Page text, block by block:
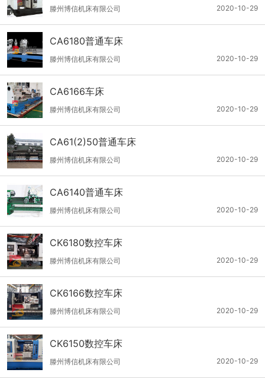
2020-10-29
滕州博信机床有限公司
CA6180普通车床
2020-10-29
滕州博信机床有限公司
CA6166车床
2020-10-29
滕州博信机床有限公司
CA61(2)50普通车床
2020-10-29
滕州博信机床有限公司
CA6140普通车床
2020-10-29
滕州博信机床有限公司
CK6180数控车床
2020-10-29
滕州博信机床有限公司
CK6166数控车床
2020-10-29
滕州博信机床有限公司
CK6150数控车床
2020-10-29
滕州博信机床有限公司